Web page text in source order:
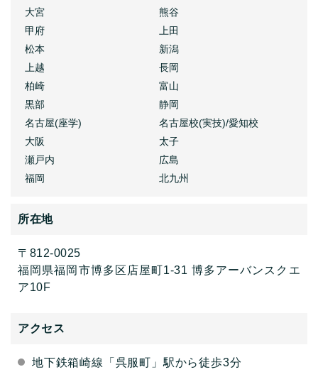
大宮
熊谷
甲府
上田
松本
新潟
上越
長岡
柏崎
富山
黒部
静岡
名古屋(座学)
名古屋校(実技)/愛知校
大阪
太子
瀬戸内
広島
福岡
北九州
所在地
〒812-0025
福岡県福岡市博多区店屋町1-31 博多アーバンスクエ
ア10F
アクセス
地下鉄箱崎線「呉服町」駅から徒歩3分